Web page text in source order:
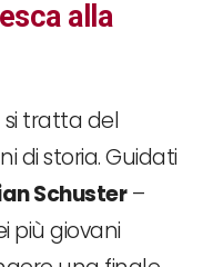
alla
si tratta del
di storia.Guidati
Schuster–
più giovani